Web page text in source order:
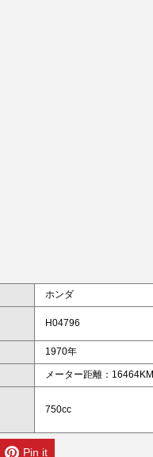
ホンダ
H04796
1970年
メーター距離：16464KM
750cc
Pin it